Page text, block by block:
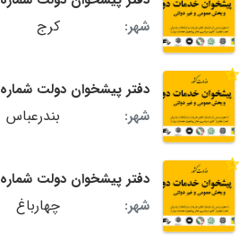
شهر:
کرج
دفتر پیشخوان دولت شماره 192 شهرک پیامبر اعظم
شهر:
بندرعباس
دفتر پیشخوان دولت شماره 73401036 آغچه حصار
شهر:
چهارباغ